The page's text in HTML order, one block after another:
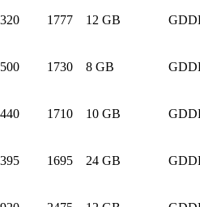
1777 12 GB
1730 8 GB
1710 10 GB
1695 24 GB